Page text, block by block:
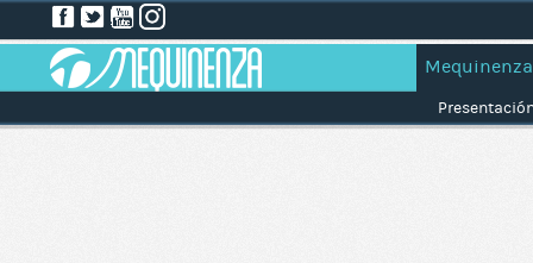
Mequinenza